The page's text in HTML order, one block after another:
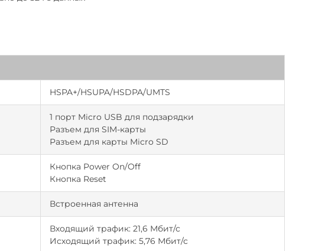
HSPA+/HSUPA/HSDPA/UMTS
1 порт Micro USB для подзарядки
Разъем для SIM-карты
Разъем для карты Micro SD
Кнопка Power On/Off
Кнопка Reset
Встроенная антенна
Входящий трафик: 21,6 Мбит/с
Исходящий трафик: 5,76 Мбит/с